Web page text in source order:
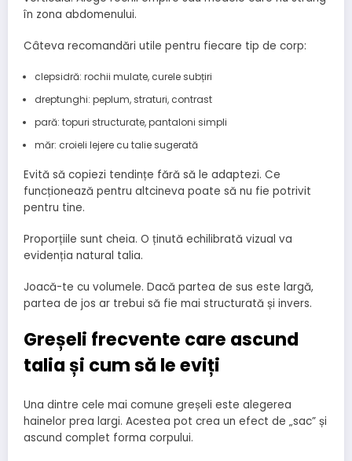
în zona abdomenului.
Câteva recomandări utile pentru fiecare tip de corp:
clepsidră: rochii mulate, curele subțiri
dreptunghi: peplum, straturi, contrast
pară: topuri structurate, pantaloni simpli
măr: croieli lejere cu talie sugerată
Evită să copiezi tendințe fără să le adaptezi. Ce
funcționează pentru altcineva poate să nu fie potrivit
pentru tine.
Proporțiile sunt cheia. O ținută echilibrată vizual va
evidenția natural talia.
Joacă-te cu volumele. Dacă partea de sus este largă,
partea de jos ar trebui să fie mai structurată și invers.
Greșeli frecvente care ascund
talia și cum să le eviți
Una dintre cele mai comune greșeli este alegerea
hainelor prea largi. Acestea pot crea un efect de „sac” și
ascund complet forma corpului.